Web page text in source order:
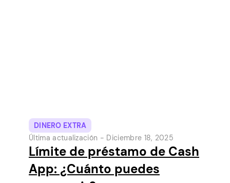
DINERO EXTRA
Última actualización - Diciembre 18, 2025
Límite de préstamo de Cash
App: ¿Cuánto puedes